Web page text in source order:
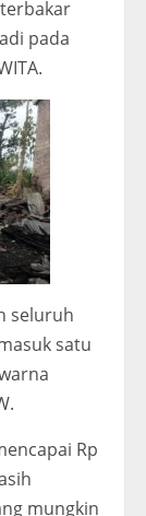
pada
seluruh
satu
Rp
mungkin